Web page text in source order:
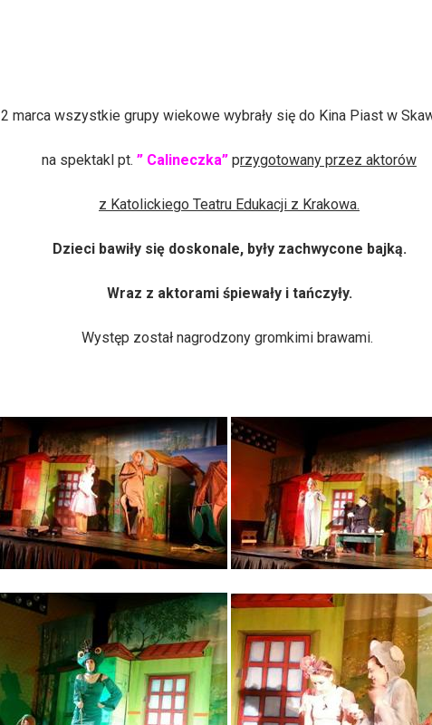
2 marca wszystkie grupy wiekowe wybrały się do Kina Piast w
na spektakl pt. ” Calineczka” przygotowany przez aktorów
z Katolickiego Teatru Edukacji z Krakowa.
Dzieci bawiły się doskonale, były zachwycone bajką.
Wraz z aktorami śpiewały i tańczyły.
Występ został nagrodzony gromkimi brawami.